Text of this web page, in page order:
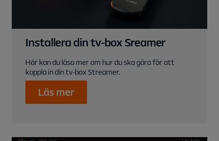
Installera din tv-box Sreamer
Här kan du läsa mer om hur du ska göra för att
koppla in din tv-box Streamer.
Läs mer